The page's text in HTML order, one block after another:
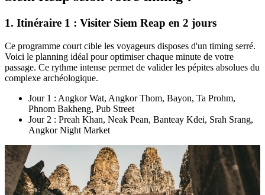
1. Itinéraire 1 : Visiter Siem Reap en 2 jours
Ce programme court cible les voyageurs disposes d'un timing serré.
Voici le planning idéal pour optimiser chaque minute de votre
passage. Ce rythme intense permet de valider les pépites absolues du
complexe archéologique.
Jour 1 : Angkor Wat, Angkor Thom, Bayon, Ta Prohm,
Phnom Bakheng, Pub Street
Jour 2 : Preah Khan, Neak Pean, Banteay Kdei, Srah Srang,
Angkor Night Market